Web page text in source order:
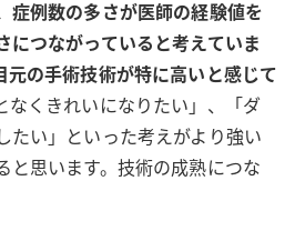
症例数の多さが医師の経験値を
につながっていると考えていま
元の手術技術が特に高いと感じて
なくきれいになりたい」、「ダ
たい」といった考えがより強い
と思います。技術の成熟につな